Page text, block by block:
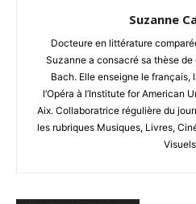
Suzanne
Docteure en littérature
Suzanne a consacré sa thèse
Bach. Elle enseigne le français,
l’Opéra à l’Institute for American
Aix. Collaboratrice régulière du
les rubriques Musiques, Livres,